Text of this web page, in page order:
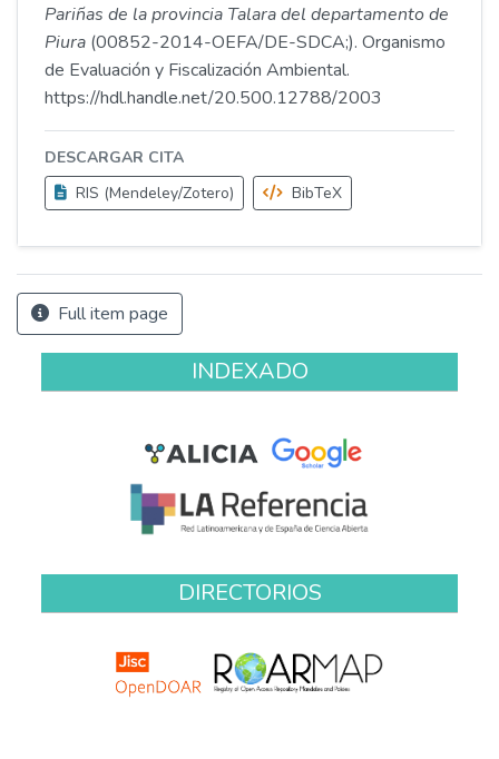
Pariñas de la provincia Talara del departamento de
Piura (00852-2014-OEFA/DE-SDCA;). Organismo
de Evaluación y Fiscalización Ambiental.
https://hdl.handle.net/20.500.12788/2003
DESCARGAR CITA
RIS (Mendeley/Zotero)
BibTeX
Full item page
INDEXADO
DIRECTORIOS